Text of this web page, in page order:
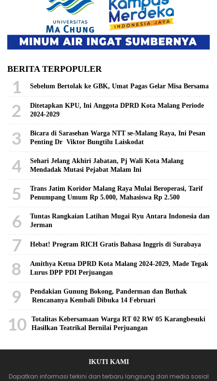
BERITA TERPOPULER
1 Sebelum Bertolak ke GBK, Umat Pagas Gelar Misa Bersama
2
Ditetapkan KPU, Ini Anggota DPRD Kota Malang Periode
2024-2029
3
Bicara di Sarasehan Warga NTT se-Malang Raya, Ini Pesan
Penting Dr Viktor Bungtilu Laiskodat
4
Sehari Jelang Akhiri Jabatan, Pj Wali Kota Malang
Mendadak Mutasi Pejabat Malam Ini
5
Trans Jatim Koridor Malang Raya Mulai Beroperasi, Tarif
Penumpang Umum Rp 5.000, Mahasiswa Rp 2.500
6
Tuntas Rangkaian Latihan Mugai Ryu Antara Indonesia dan
Jerman
7 Hebat! Program RICH Gratis Bahasa Inggris di Surabaya
8
Amithya Ketua DPRD Kota Malang 2024-2029, Made Tegak
Lurus DPP PDI Perjuangan
9
Pendakian Gunung Bokong, Panderman dan Buthak
Rencananya Kembali Dibuka 14 Februari
10
Totalitas Kebersamaan Warga RT 02 RW 05 Karangbesuki
Hasilkan Teatrikal Bernilai Perjuangan
IKUTI KAMI
Dapatkan informasi terkini dan terbaru langsung dari media sosial